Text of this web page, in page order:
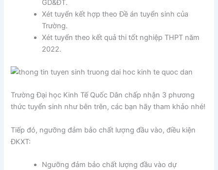
GD&ĐT.
Xét tuyển kết hợp theo Đề án tuyển sinh của
Trường.
Xét tuyển theo kết quả thi tốt nghiệp THPT năm
2022.
Trường Đại học Kinh Tế Quốc Dân chấp nhận 3 phương
thức tuyển sinh như bên trên, các bạn hãy tham khảo nhé!
Tiếp đó, ngưỡng đảm bảo chất lượng đầu vào, điều kiện
ĐKXT:
Ngưỡng đảm bảo chất lượng đầu vào dự